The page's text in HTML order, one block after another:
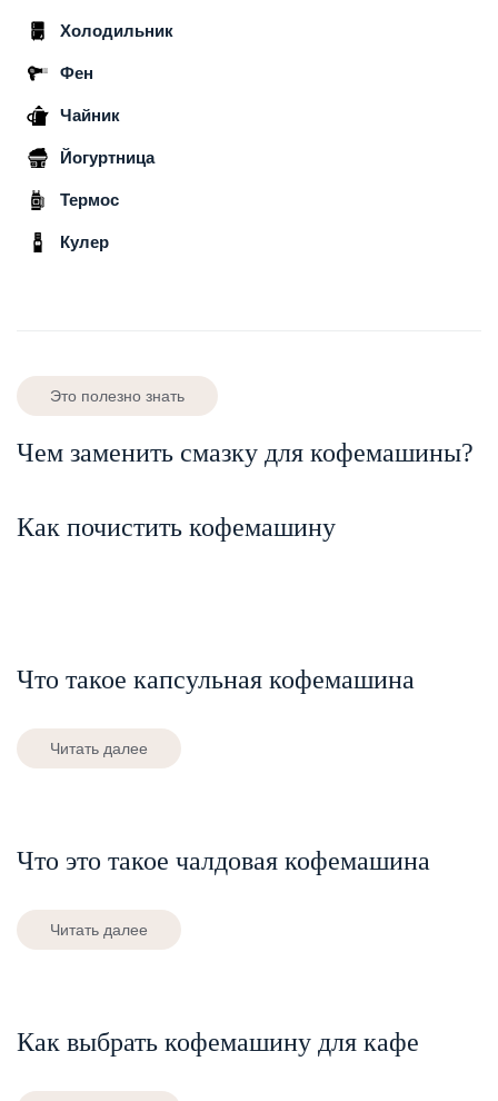
Холодильник
Фен
Чайник
Йогуртница
Термос
Кулер
Это полезно знать
Чем заменить смазку для кофемашины?
Как почистить кофемашину
Что такое капсульная кофемашина
Читать далее
Что это такое чалдовая кофемашина
Читать далее
Как выбрать кофемашину для кафе